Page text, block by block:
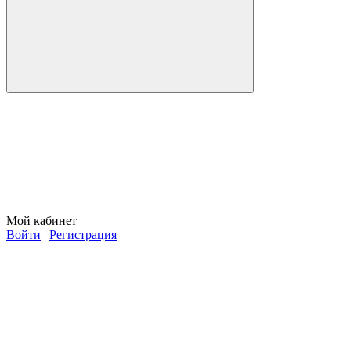
Мой кабинет
Войти | Регистрация